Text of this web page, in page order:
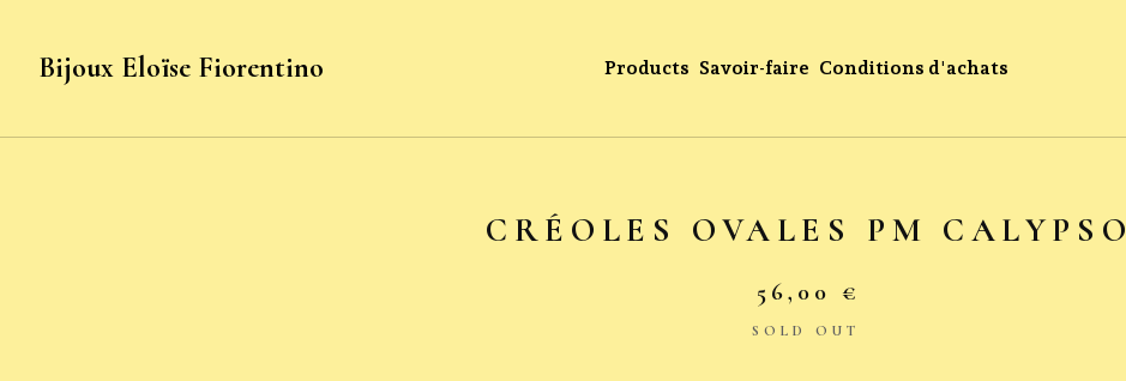
Bijoux Eloïse Fiorentino Products Savoir-faire Conditions d'achats
CRÉOLES OVALES PM CALYPSO
56,00 €
SOLD OUT